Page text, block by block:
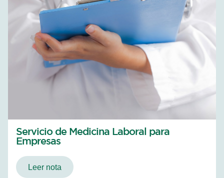
Servicio de Medicina Laboral para
Empresas
Leer nota